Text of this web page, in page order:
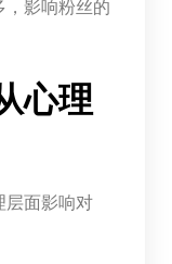
，影响粉丝的
心理
层面影响对